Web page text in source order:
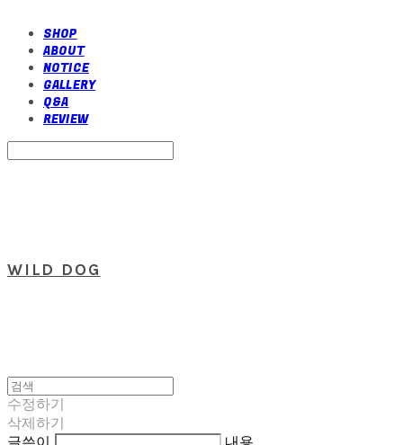
SHOP
ABOUT
NOTICE
GALLERY
Q&A
REVIEW
WILD DOG
수정하기
삭제하기